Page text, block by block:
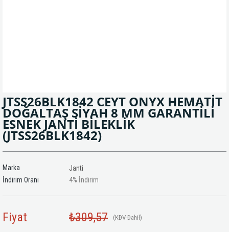
JTSS26BLK1842 CEYT ONYX HEMATİT
DOĞALTAŞ SİYAH 8 MM GARANTİLİ
ESNEK JANTİ BİLEKLİK
(JTSS26BLK1842)
Marka
Janti
İndirim Oranı
%
4 İndirim
Fiyat ₺309,57 (KDV Dahil)